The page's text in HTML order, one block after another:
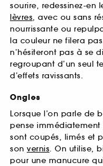
sourire, redessinez-en
lèvres, avec ou sans
nourrissante ou
la couleur ne filera
n’hésiteront pas à se
regroupant d’un seul
d’effets ravissants.
Ongles
Lorsque l’on parle de
pense immédiatement
sont coupés, limés et
son vernis. On utilise,
pour une manucure